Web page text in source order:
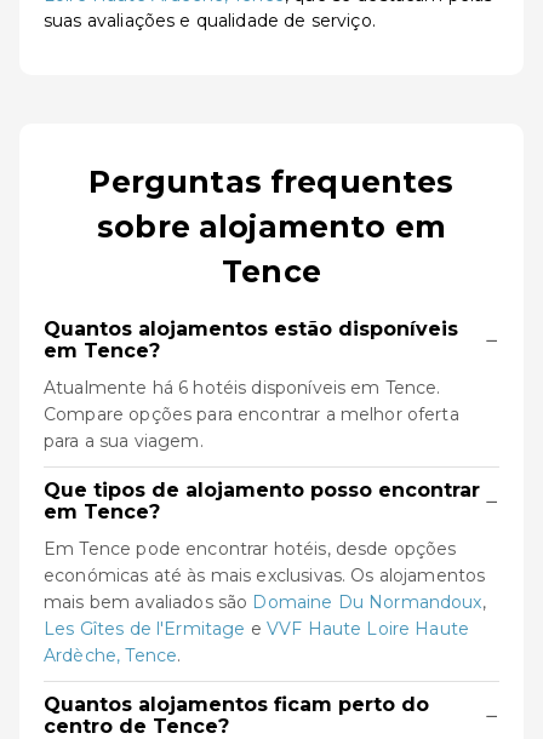
suas avaliações e qualidade de serviço.
Perguntas frequentes
sobre alojamento em
Tence
Quantos alojamentos estão disponíveis
em Tence?
−
Atualmente há 6 hotéis disponíveis em Tence.
Compare opções para encontrar a melhor oferta
para a sua viagem.
Que tipos de alojamento posso encontrar
em Tence?
−
Em Tence pode encontrar hotéis, desde opções
económicas até às mais exclusivas. Os alojamentos
mais bem avaliados são Domaine Du Normandoux,
Les Gîtes de l'Ermitage e VVF Haute Loire Haute
Ardèche, Tence.
Quantos alojamentos ficam perto do
centro de Tence?
−